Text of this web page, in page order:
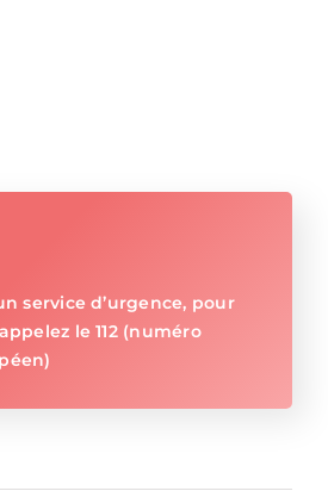
service d’urgence, pour
le 112 (numéro